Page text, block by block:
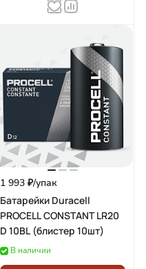
1 993 ₽/упак
Батарейки Duracell
PROCELL CONSTANT LR20
D 10BL (блистер 10шт)
В наличии